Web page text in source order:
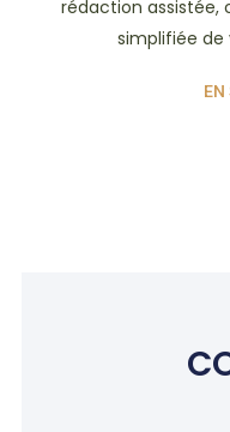
rédaction assistée,
simplifiée
EN